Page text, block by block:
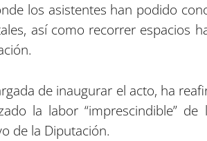
los asistentes han podido
así como recorrer espacios
de inaugurar el acto, ha
la labor “imprescindible” de
de la Diputación.